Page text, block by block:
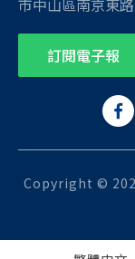
市中山區南京東
訂閱電子報
Copyright ©